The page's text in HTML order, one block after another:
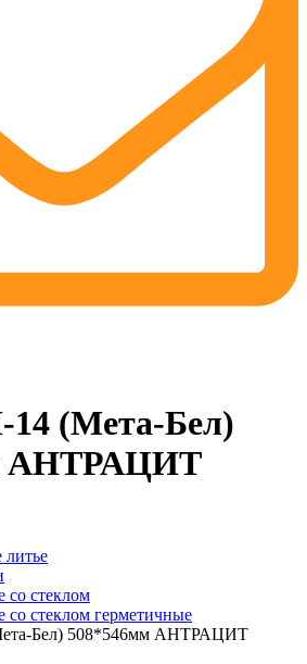
(Мета-Бел)
АНТРАЦИТ
литье
со стеклом
со стеклом герметичные
Бел) 508*546мм АНТРАЦИТ